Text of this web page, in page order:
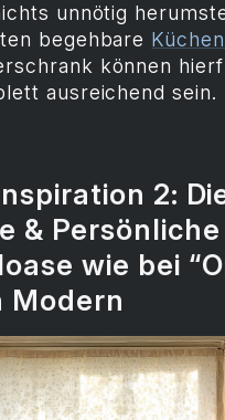
unnötig
begehbare
können
ausreichend sein.
2:
& Persönliche
wie bei
Modern